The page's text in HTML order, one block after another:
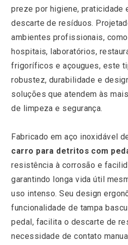
preze por higiene, praticidade
descarte de resíduos.
ambientes profissionais,
hospitais, laboratórios,
frigoríficos e açougues, este
robustez, durabilidade e
soluções que atendem às
de limpeza e segurança.
Fabricado em aço inoxidável
carro para detritos com
resistência à corrosão e
garantindo longa vida útil
uso intenso. Seu design
funcionalidade de tampa
pedal, facilita o descarte de
necessidade de contato